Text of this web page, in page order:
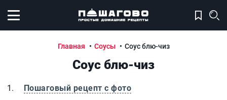
Открыть меню
Главная Соусы Соус блю-чиз
Соус блю-чиз
Пошаговый рецепт с фото